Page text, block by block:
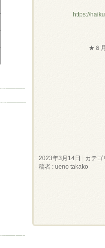
https://
★８
2023年3月14日 カテゴ
稿者 : ueno takako